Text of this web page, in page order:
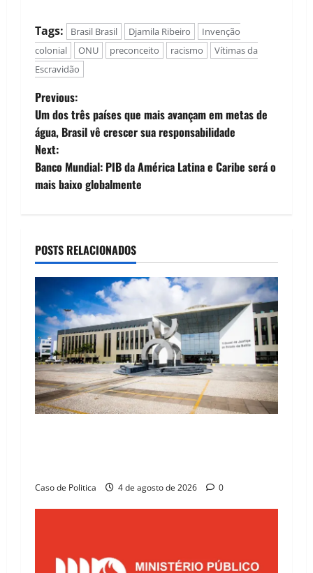
Tags: Brasil Brasil Djamila Ribeiro
Invenção
colonial
ONU preconceito racismo
Vítimas da
Escravidão
P
o
s
t
a
v
i
g
a
t
i
n
Previous:
Um dos três países que mais avançam em metas de
água, Brasil vê crescer sua responsabilidade
Next:
Banco Mundial: PIB da América Latina e Caribe será o
mais baixo globalmente
POSTS RELACIONADOS
Caso de Politica 4 de agosto de 2026 0